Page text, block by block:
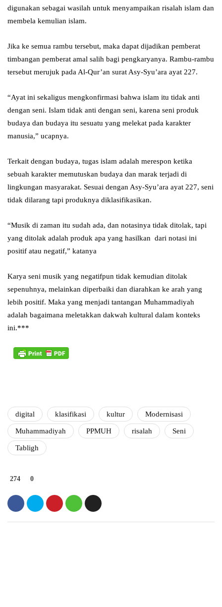
digunakan sebagai wasilah untuk menyampaikan risalah islam dan
membela kemulian islam.
Jika ke semua rambu tersebut, maka dapat dijadikan pemberat
timbangan pemberat amal salih bagi pengkaryanya. Rambu-rambu
tersebut merujuk pada Al-Qur’an surat Asy-Syu’ara ayat 227.
“Ayat ini sekaligus mengkonfirmasi bahwa islam itu tidak anti
dengan seni. Islam tidak anti dengan seni, karena seni produk
budaya dan budaya itu sesuatu yang melekat pada karakter
manusia,” ucapnya.
Terkait dengan budaya, tugas islam adalah merespon ketika
sebuah karakter memutuskan budaya dan marak terjadi di
lingkungan masyarakat. Sesuai dengan Asy-Syu’ara ayat 227, seni
tidak dilarang tapi produknya diklasifikasikan.
“Musik di zaman itu sudah ada, dan notasinya tidak ditolak, tapi
yang ditolak adalah produk apa yang hasilkan dari notasi ini
positif atau negatif,” katanya
Karya seni musik yang negatifpun tidak kemudian ditolak
sepenuhnya, melainkan diperbaiki dan diarahkan ke arah yang
lebih positif. Maka yang menjadi tantangan Muhammadiyah
adalah bagaimana meletakkan dakwah kultural dalam konteks
ini.***
digital klasifikasi kultur Modernisasi
Muhammadiyah PPMUH risalah Seni
Tabligh
274 0